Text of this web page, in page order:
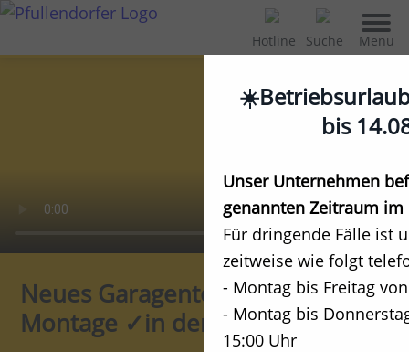
Hotline Suche Menü
Neues Garagentor kaufen ✓mit
Montage ✓in der Nähe!
bis
Unser Unternehmen
genannten Zeitraum
Für dringende Fälle ist
zeitweise wie folgt
- Montag bis Freitag
- Montag bis
15:00 Uhr